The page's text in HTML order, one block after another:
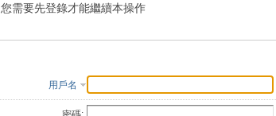
索
您需要先登錄才能繼續本操作
用戶名